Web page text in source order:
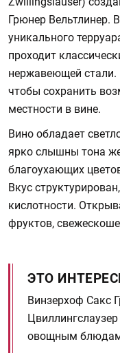
Грюнер Вельтлинер.
уникального
проходит
нержавеющей стали.
чтобы сохранить
местности в вине.
Вино обладает
ярко слышны тона
благоухающих
Вкус
кислотности.
фруктов,
ЭТО
Винзерхоф Сакс
овощным